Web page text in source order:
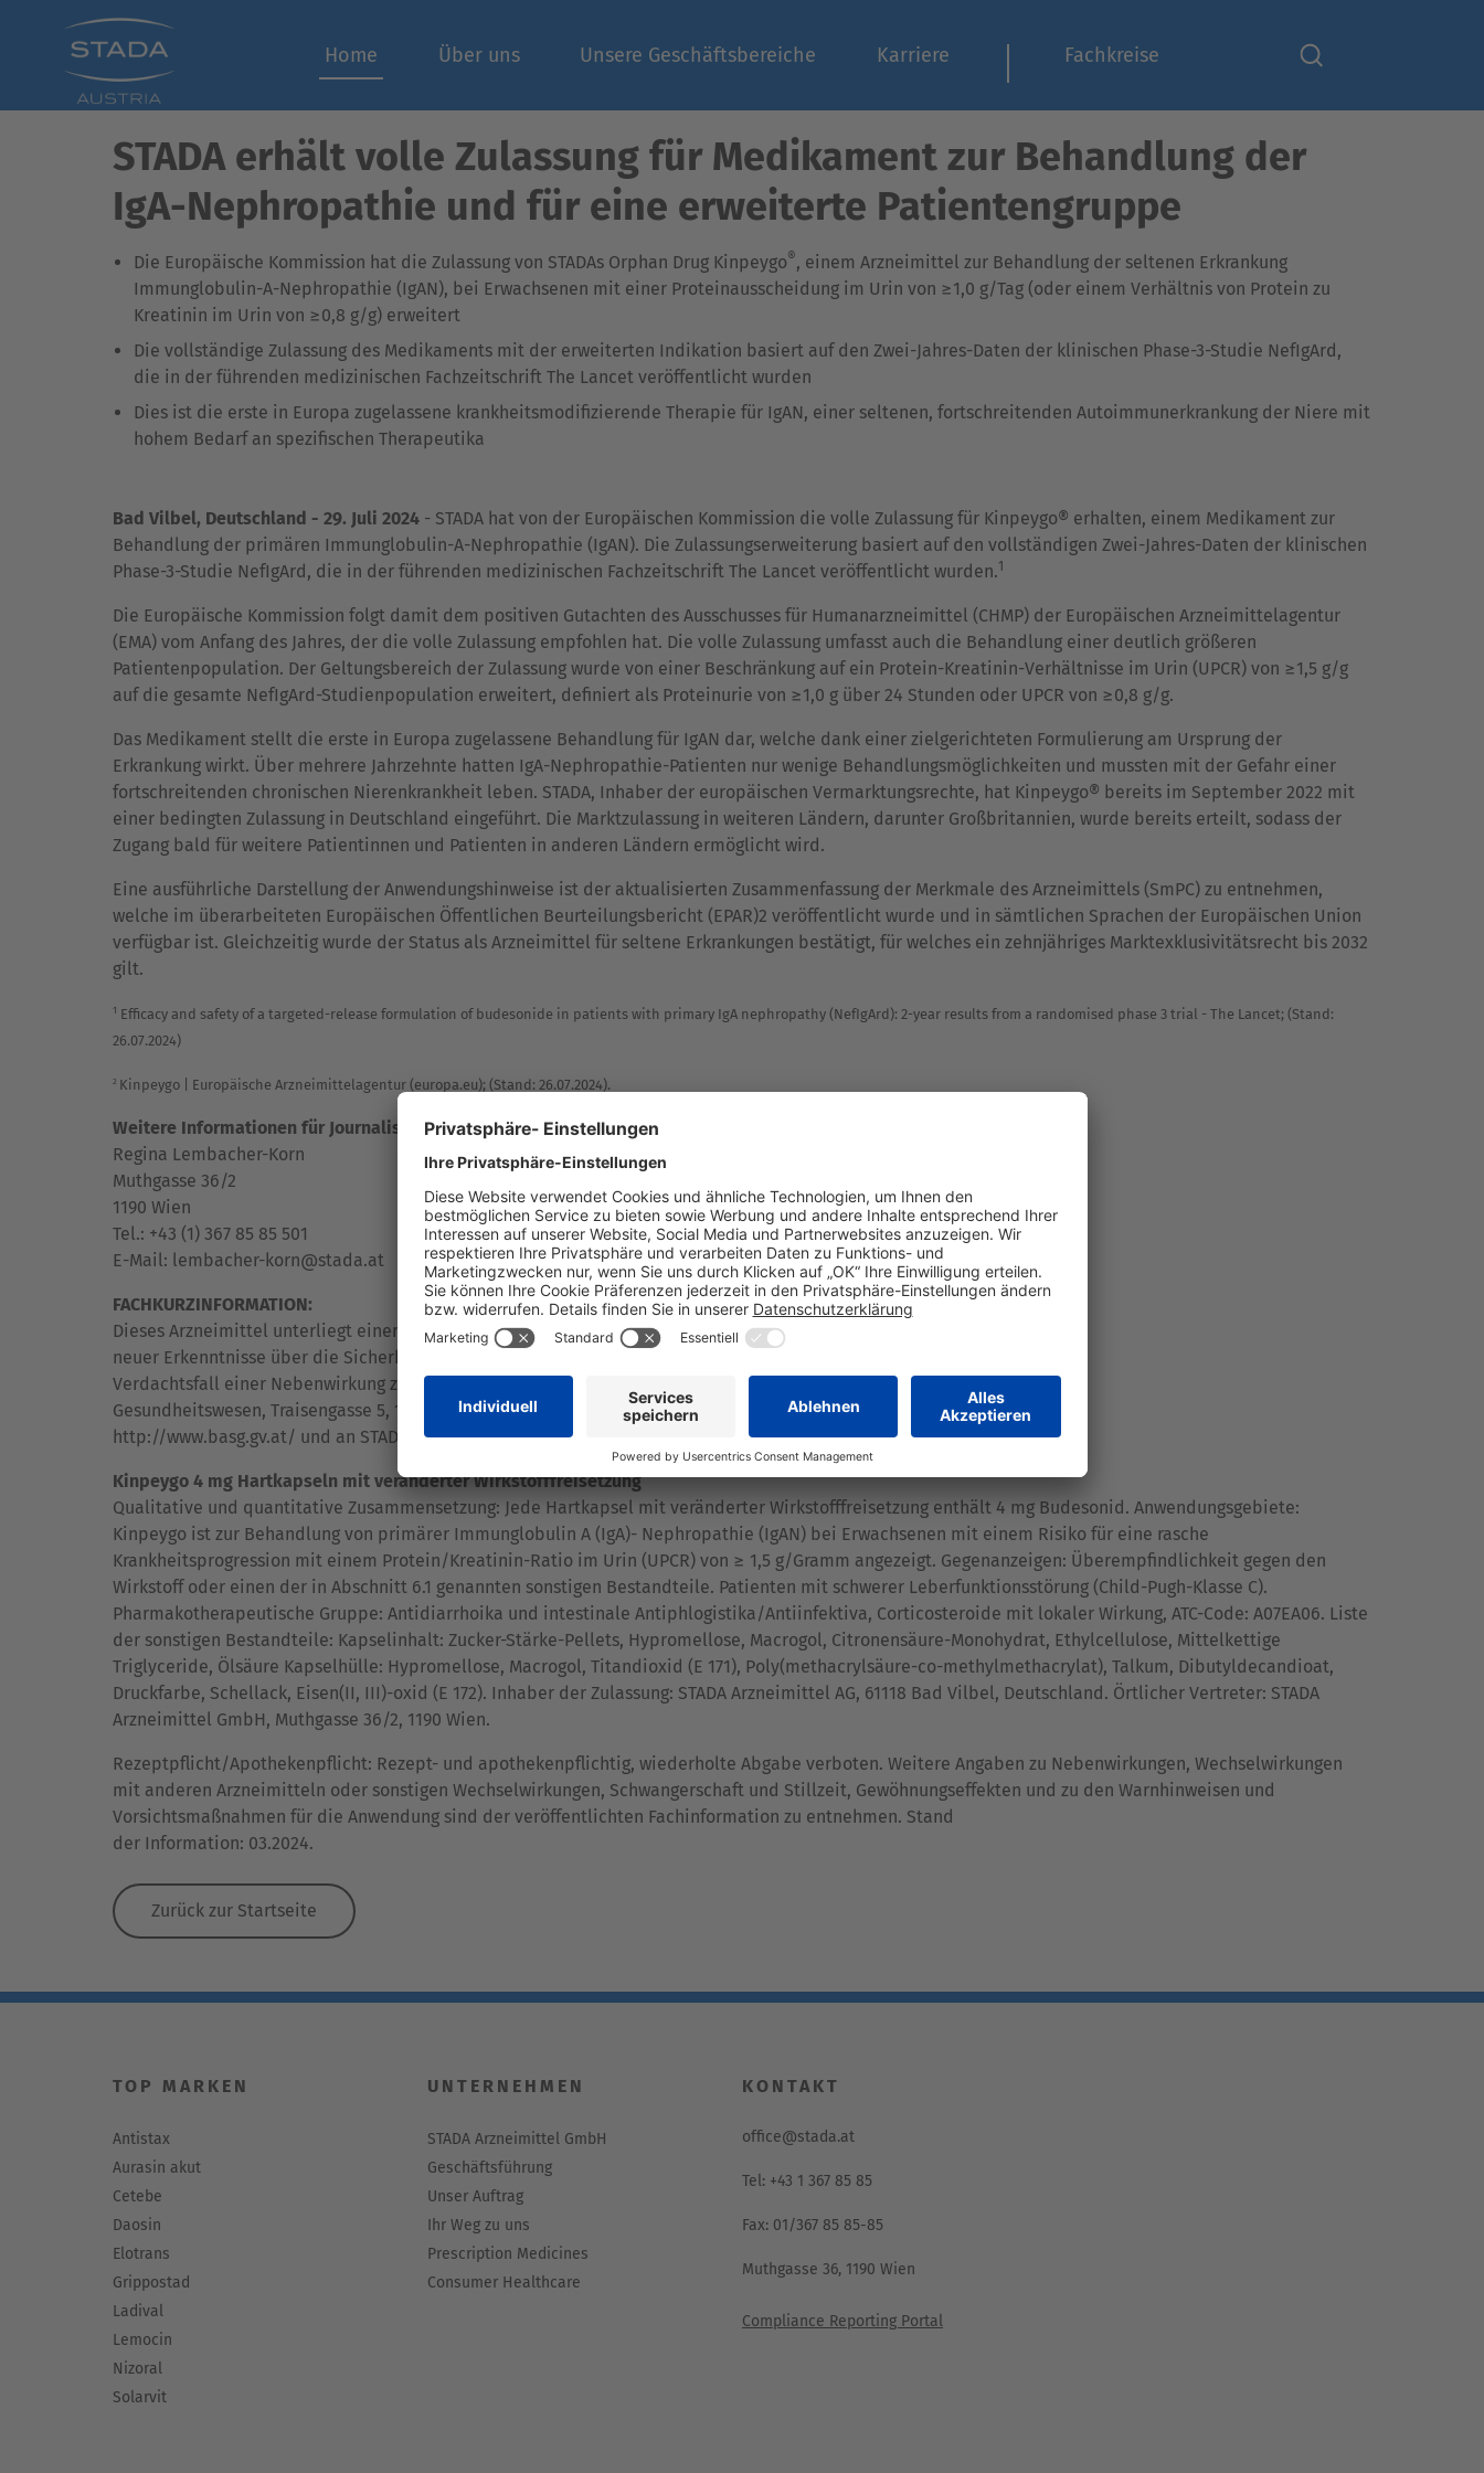
Home Über uns Unsere Geschäftsbereiche Karriere Fachkreise
STADA erhält volle Zulassung für Medikament zur Behandlung der
IgA-Nephropathie und für eine erweiterte Patientengruppe
Die Europäische Kommission hat die Zulassung von STADAs Orphan Drug Kinpeygo®, einem Arzneimittel zur Behandlung der seltenen Erkrankung
Immunglobulin-A-Nephropathie (IgAN), bei Erwachsenen mit einer Proteinausscheidung im Urin von ≥1,0 g/Tag (oder einem Verhältnis von Protein zu
Kreatinin im Urin von ≥0,8 g/g) erweitert
Die vollständige Zulassung des Medikaments mit der erweiterten Indikation basiert auf den Zwei-Jahres-Daten der klinischen Phase-3-Studie NefIgArd,
die in der führenden medizinischen Fachzeitschrift The Lancet veröffentlicht wurden
Dies ist die erste in Europa zugelassene krankheitsmodifizierende Therapie für IgAN, einer seltenen, fortschreitenden Autoimmunerkrankung der Niere mit
hohem Bedarf an spezifischen Therapeutika
Bad Vilbel, Deutschland - 29. Juli 2024 - STADA hat von der Europäischen Kommission die volle Zulassung für Kinpeygo® erhalten, einem Medikament zur
Behandlung der primären Immunglobulin-A-Nephropathie (IgAN). Die Zulassungserweiterung basiert auf den vollständigen Zwei-Jahres-Daten der klinischen
Phase-3-Studie NefIgArd, die in der führenden medizinischen Fachzeitschrift The Lancet veröffentlicht wurden.1
Die Europäische Kommission folgt damit dem positiven Gutachten des Ausschusses für Humanarzneimittel (CHMP) der Europäischen Arzneimittelagentur
(EMA) vom Anfang des Jahres, der die volle Zulassung empfohlen hat. Die volle Zulassung umfasst auch die Behandlung einer deutlich größeren
Patientenpopulation. Der Geltungsbereich der Zulassung wurde von einer Beschränkung auf ein Protein-Kreatinin-Verhältnisse im Urin (UPCR) von ≥1,5 g/g
auf die gesamte NefIgArd-Studienpopulation erweitert, definiert als Proteinurie von ≥1,0 g über 24 Stunden oder UPCR von ≥0,8 g/g.
Das Medikament stellt die erste in Europa zugelassene Behandlung für IgAN dar, welche dank einer zielgerichteten Formulierung am Ursprung der
Erkrankung wirkt. Über mehrere Jahrzehnte hatten IgA-Nephropathie-Patienten nur wenige Behandlungsmöglichkeiten und mussten mit der Gefahr einer
fortschreitenden chronischen Nierenkrankheit leben. STADA, Inhaber der europäischen Vermarktungsrechte, hat Kinpeygo® bereits im September 2022 mit
einer bedingten Zulassung in Deutschland eingeführt. Die Marktzulassung in weiteren Ländern, darunter Großbritannien, wurde bereits erteilt, sodass der
Zugang bald für weitere Patientinnen und Patienten in anderen Ländern ermöglicht wird.
Eine ausführliche Darstellung der Anwendungshinweise ist der aktualisierten Zusammenfassung der Merkmale des Arzneimittels (SmPC) zu entnehmen,
welche im überarbeiteten Europäischen Öffentlichen Beurteilungsbericht (EPAR)2 veröffentlicht wurde und in sämtlichen Sprachen der Europäischen Union
verfügbar ist. Gleichzeitig wurde der Status als Arzneimittel für seltene Erkrankungen bestätigt, für welches ein zehnjähriges Marktexklusivitätsrecht bis 2032
gilt.
1 Efficacy and safety of a targeted-release formulation of budesonide in patients with primary IgA nephropathy (NefIgArd): 2-year results from a randomised phase 3 trial - The Lancet; (Stand:
26.07.2024)
2 Kinpeygo | Europäische Arzneimittelagentur (europa.eu); (Stand: 26.07.2024).
Weitere Informationen für Journalisten:
Regina Lembacher-Korn
Muthgasse 36/2
1190 Wien
Tel.: +43 (1) 367 85 85 501
E-Mail: lembacher-korn@stada.at
FACHKURZINFORMATION:
Dieses Arzneimittel unterliegt einer zusätzlichen Überwachung. Dies ermöglicht eine schnelle Identifizierung
neuer Erkenntnisse über die Sicherheit. Angehörige von Gesundheitsberufen sind aufgefordert, jeden
Verdachtsfall einer Nebenwirkung zu melden. Meldung von Nebenwirkungen an: Bundesamt für Sicherheit im
Gesundheitswesen, Traisengasse 5, 1200 Wien, Österreich, Fax: + 43 (0) 50 555 36207, Website:
http://www.basg.gv.at/ und an STADA Arzneimittel GmbH,
Kinpeygo 4 mg Hartkapseln mit veränderter Wirkstofffreisetzung
Qualitative und quantitative Zusammensetzung: Jede Hartkapsel mit veränderter Wirkstofffreisetzung enthält 4 mg Budesonid. Anwendungsgebiete:
Kinpeygo ist zur Behandlung von primärer Immunglobulin A (IgA)- Nephropathie (IgAN) bei Erwachsenen mit einem Risiko für eine rasche
Krankheitsprogression mit einem Protein/Kreatinin-Ratio im Urin (UPCR) von ≥ 1,5 g/Gramm angezeigt. Gegenanzeigen: Überempfindlichkeit gegen den
Wirkstoff oder einen der in Abschnitt 6.1 genannten sonstigen Bestandteile. Patienten mit schwerer Leberfunktionsstörung (Child-Pugh-Klasse C).
Pharmakotherapeutische Gruppe: Antidiarrhoika und intestinale Antiphlogistika/Antiinfektiva, Corticosteroide mit lokaler Wirkung, ATC-Code: A07EA06. Liste
der sonstigen Bestandteile: Kapselinhalt: Zucker-Stärke-Pellets, Hypromellose, Macrogol, Citronensäure-Monohydrat, Ethylcellulose, Mittelkettige
Triglyceride, Ölsäure Kapselhülle: Hypromellose, Macrogol, Titandioxid (E 171), Poly(methacrylsäure-co-methylmethacrylat), Talkum, Dibutyldecandioat,
Druckfarbe, Schellack, Eisen(II, III)-oxid (E 172). Inhaber der Zulassung: STADA Arzneimittel AG, 61118 Bad Vilbel, Deutschland. Örtlicher Vertreter: STADA
Arzneimittel GmbH, Muthgasse 36/2, 1190 Wien.
Rezeptpflicht/Apothekenpflicht: Rezept- und apothekenpflichtig, wiederholte Abgabe verboten. Weitere Angaben zu Nebenwirkungen, Wechselwirkungen
mit anderen Arzneimitteln oder sonstigen Wechselwirkungen, Schwangerschaft und Stillzeit, Gewöhnungseffekten und zu den Warnhinweisen und
Vorsichtsmaßnahmen für die Anwendung sind der veröffentlichten Fachinformation zu entnehmen. Stand
der Information: 03.2024.
Zurück zur Startseite
TOP MARKEN
Antistax
Aurasin akut
Cetebe
Daosin
Elotrans
Grippostad
Ladival
Lemocin
Nizoral
Solarvit
UNTERNEHMEN
STADA Arzneimittel GmbH
Geschäftsführung
Unser Auftrag
Ihr Weg zu uns
Prescription Medicines
Consumer Healthcare
KONTAKT
office@stada.at
Tel: +43 1 367 85 85
Fax: 01/367 85 85-85
Muthgasse 36, 1190 Wien
Compliance Reporting Portal